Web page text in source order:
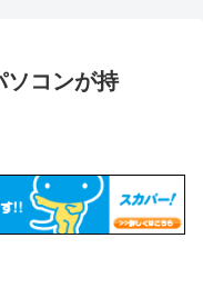
ソコンが持